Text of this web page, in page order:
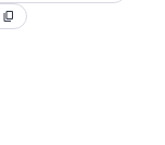
content_copy